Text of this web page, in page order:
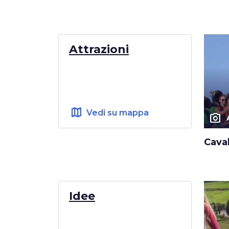
Attrazioni
map Vedi su mappa photo_camera
Idee